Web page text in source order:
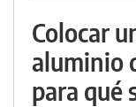
Colocar
aluminio
para qué